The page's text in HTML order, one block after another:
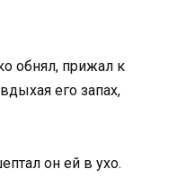
обнял, прижал к
его запах,
он ей в ухо.